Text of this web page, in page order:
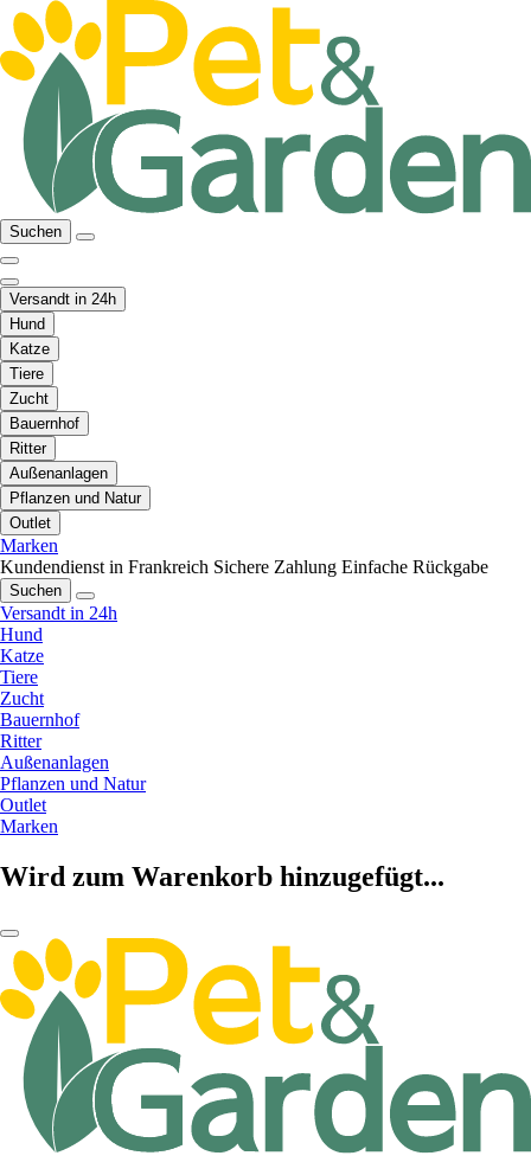
Suchen
Versandt in 24h
Hund
Katze
Tiere
Zucht
Bauernhof
Ritter
Außenanlagen
Pflanzen und Natur
Outlet
Marken
Kundendienst in Frankreich Sichere Zahlung Einfache Rückgabe
Suchen
Versandt in 24h
Hund
Katze
Tiere
Zucht
Bauernhof
Ritter
Außenanlagen
Pflanzen und Natur
Outlet
Marken
Wird zum Warenkorb hinzugefügt...